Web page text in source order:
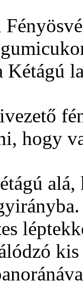
Kétágú
hogy
alá,